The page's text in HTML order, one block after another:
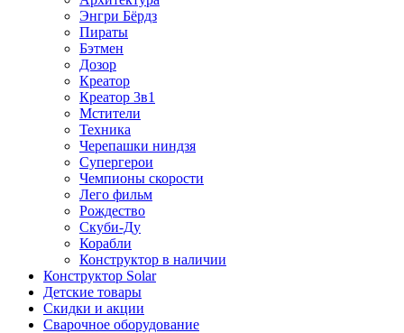
Энгри Бёрдз
Пираты
Бэтмен
Дозор
Креатор
Креатор 3в1
Мстители
Техника
Черепашки ниндзя
Супергерои
Чемпионы скорости
Лего фильм
Рождество
Скуби-Ду
Корабли
Конструктор в наличии
Конструктор Solar
Детские товары
Скидки и акции
Сварочное оборудование